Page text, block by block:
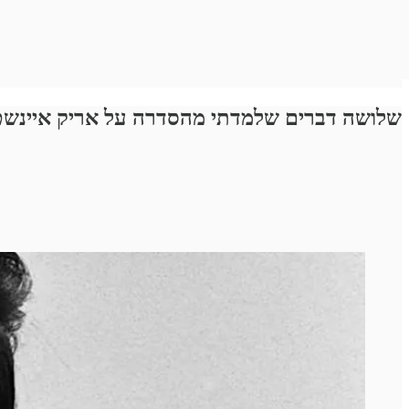
שלושה דברים שלמדתי מהסדרה על אריק